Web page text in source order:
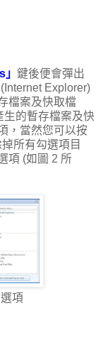
鍵後便會彈出
Explorer)
檔案及快取檔
生的暫存檔案及快
，當然您可以按
所有勾選項目
項 (如圖 2 所
項